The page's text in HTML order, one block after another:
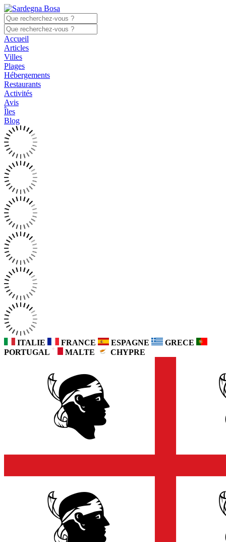
Accueil
Articles
Villes
Plages
Hébergements
Restaurants
Activités
Avis
Îles
Blog
ITALIE FRANCE ESPAGNE
GRECE
PORTUGAL
MALTE CHYPRE